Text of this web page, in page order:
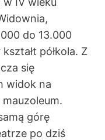
do 13.000
półkola. Z
się
widok na
górę
po dziś